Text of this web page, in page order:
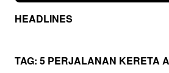
HEADLINES
TAG: 5 PERJALANAN KERETA